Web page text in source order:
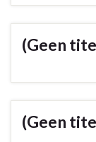
(Geen
(Geen